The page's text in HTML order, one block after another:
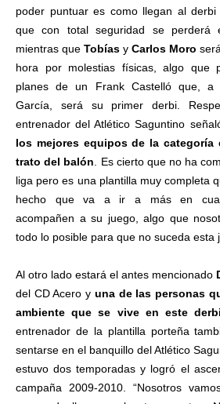
poder puntuar es como llegan al
que con total seguridad se perderá
mientras que Tobías y Carlos Moro
hora por molestias físicas, algo que
planes de un Frank Castelló que, a
García, será su primer derbi.
entrenador del Atlético Saguntino
los mejores equipos de la categoría
trato del balón . Es cierto que no ha
liga pero es una plantilla muy completa
hecho que va a ir a más en
acompañen a su juego, algo que
todo lo posible para que no suceda esta
Al otro lado estará el antes mencionado
del CD Acero y una de las personas
ambiente que se vive en este derbi
entrenador de la plantilla porteña
sentarse en el banquillo del Atlético
estuvo dos temporadas y logró el
campaña 2009-2010. “Nosotros